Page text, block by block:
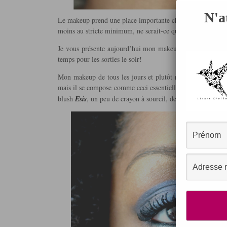
Le makeup prend une place importante chez la plupart
moins au stricte minimum, ne serait-ce que pour avoir
Je vous présente aujourd’hui mon makeup de tous les
temps pour les sorties le soir!
Mon makeup de tous les jours et plutôt nude simple et
mais il se compose comme ceci essentiellement : Une
blush Esis, un peu de crayon à sourcil, de crayon pour les